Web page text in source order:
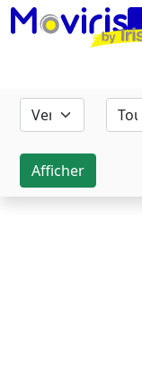
Afficher